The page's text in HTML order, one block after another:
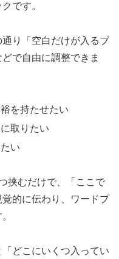
です。
り「空白だけが入るブ
で自由に調整できま
を持たせたい
取りたい
い
挟むだけで、「ここで
的に伝わり、ワードプ
どこにいくつ入ってい